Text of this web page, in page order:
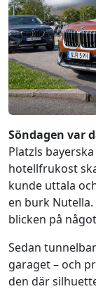
Söndagen var
Platzls
hotellfrukost
kunde uttala
en burk
blicken på
Sedan
garaget – och
den där